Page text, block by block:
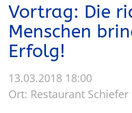
Vortrag: Die
Menschen
Erfolg!
13.03.2018 18:00
Ort: Restaurant